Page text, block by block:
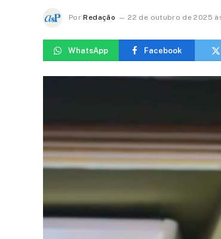
Por Redação 22 de outubro de 2025
WhatsApp Facebook